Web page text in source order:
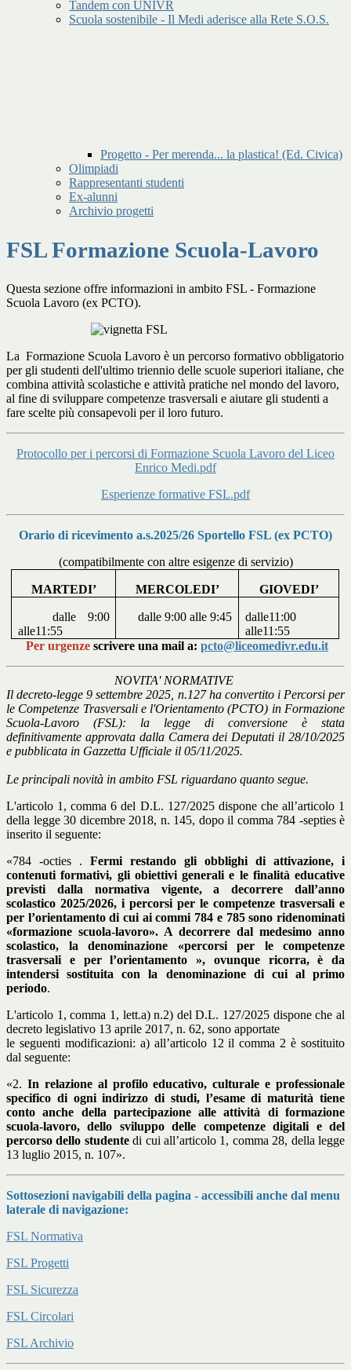
Tandem con UNIVR
Scuola sostenibile - Il Medi aderisce alla Rete S.O.S.
Progetto - Per merenda... la plastica! (Ed. Civica)
Olimpiadi
Rappresentanti studenti
Ex-alunni
Archivio progetti
FSL Formazione Scuola-Lavoro
Questa sezione offre informazioni in ambito FSL - Formazione
Scuola Lavoro (ex PCTO).
La Formazione Scuola Lavoro è un percorso formativo obbligatorio
per gli studenti dell'ultimo triennio delle scuole superiori italiane, che
combina attività scolastiche e attività pratiche nel mondo del lavoro,
al fine di sviluppare competenze trasversali e aiutare gli studenti a
fare scelte più consapevoli per il loro futuro.
Protocollo per i percorsi di Formazione Scuola Lavoro del Liceo
Enrico Medi.pdf
Esperienze formative FSL.pdf
Orario di ricevimento a.s.2025/26 Sportello FSL (ex PCTO)
(compatibilmente con altre esigenze di servizio)
MARTEDI’ MERCOLEDI’ GIOVEDI’
dalle 9:00
alle11:55
dalle 9:00 alle 9:45
dalle11:00
alle11:55
Per urgenze scrivere una mail a: pcto@liceomedivr.edu.it
NOVITA' NORMATIVE
Il decreto-legge 9 settembre 2025, n.127 ha convertito i Percorsi per
le Competenze Trasversali e l'Orientamento (PCTO) in Formazione
Scuola-Lavoro (FSL): la legge di conversione è stata
definitivamente approvata dalla Camera dei Deputati il 28/10/2025
e pubblicata in Gazzetta Ufficiale il 05/11/2025.
Le principali novità in ambito FSL riguardano quanto segue.
L'articolo 1, comma 6 del D.L. 127/2025 dispone che all’articolo 1
della legge 30 dicembre 2018, n. 145, dopo il comma 784 -septies è
inserito il seguente:
«784 -octies . Fermi restando gli obblighi di attivazione, i
contenuti formativi, gli obiettivi generali e le finalità educative
previsti dalla normativa vigente, a decorrere dall’anno
scolastico 2025/2026, i percorsi per le competenze trasversali e
per l’orientamento di cui ai commi 784 e 785 sono ridenominati
«formazione scuola-lavoro». A decorrere dal medesimo anno
scolastico, la denominazione «percorsi per le competenze
trasversali e per l’orientamento », ovunque ricorra, è da
intendersi sostituita con la denominazione di cui al primo
periodo.
L'articolo 1, comma 1, lett.a) n.2) del D.L. 127/2025 dispone che al
decreto legislativo 13 aprile 2017, n. 62, sono apportate
le seguenti modificazioni: a) all’articolo 12 il comma 2 è sostituito
dal seguente:
«2. In relazione al profilo educativo, culturale e professionale
specifico di ogni indirizzo di studi, l’esame di maturità tiene
conto anche della partecipazione alle attività di formazione
scuola-lavoro, dello sviluppo delle competenze digitali e del
percorso dello studentedi cui all’articolo 1, comma 28, della legge
13 luglio 2015, n. 107».
Sottosezioni navigabili della pagina - accessibili anche dal menu
laterale di navigazione:
FSL Normativa
FSL Progetti
FSL Sicurezza
FSL Circolari
FSL Archivio